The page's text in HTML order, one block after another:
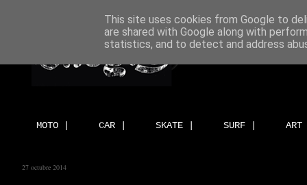
MOTO | CAR | SKATE | SURF |
27 octubre 2014
This site uses cookies from Google to
are shared with Google along with
statistics, and to detect and address